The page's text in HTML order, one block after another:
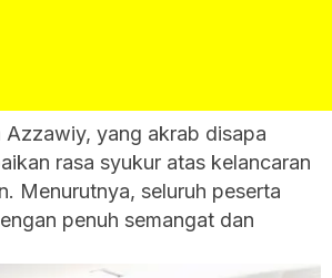
Azzawiy, yang akrab disapa
rasa syukur atas kelancaran
Menurutnya, seluruh peserta
penuh semangat dan